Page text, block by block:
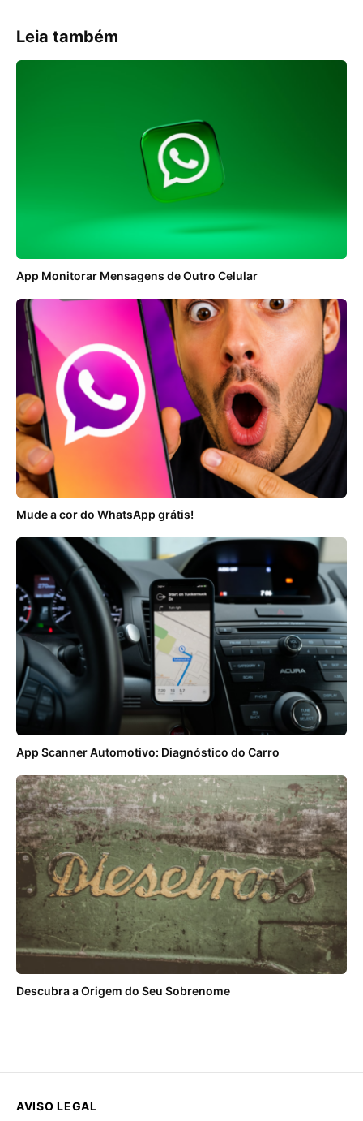
Leia também
App Monitorar Mensagens de Outro Celular
Mude a cor do WhatsApp grátis!
App Scanner Automotivo: Diagnóstico do Carro
Descubra a Origem do Seu Sobrenome
AVISO LEGAL